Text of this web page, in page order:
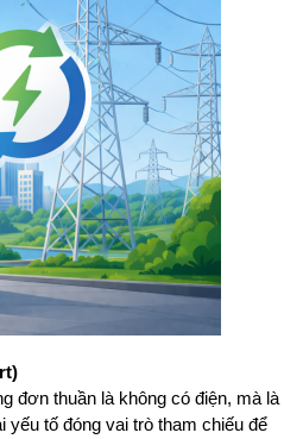
đơn thuần là không có điện, mà là
tố đóng vai trò tham chiếu để